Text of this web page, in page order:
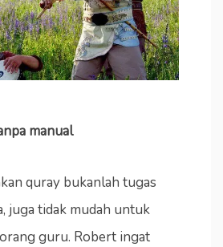
manual
quray bukanlah tugas
juga tidak mudah untuk
guru. Robert ingat